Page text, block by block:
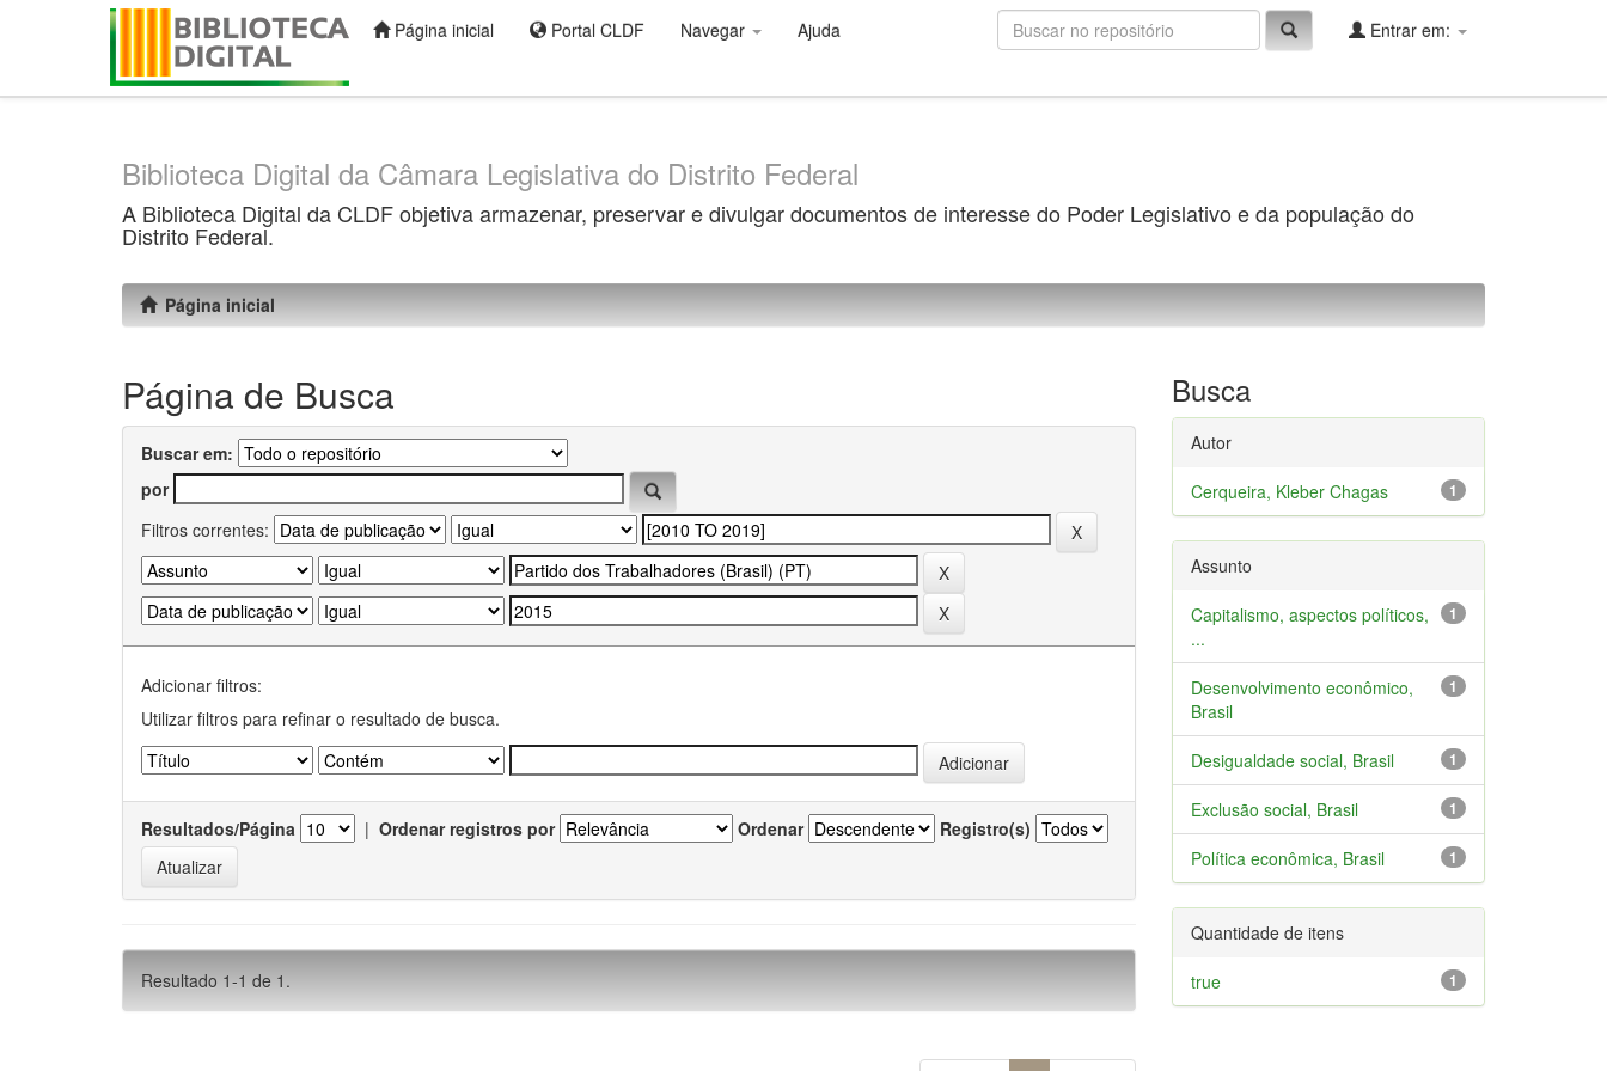
Página inicial Portal CLDF Navegar Ajuda Entrar em:
Biblioteca Digital da Câmara Legislativa do Distrito Federal
A Biblioteca Digital da CLDF objetiva armazenar, preservar e divulgar documentos de interesse do Poder Legislativo e da população do
Distrito Federal.
Página inicial
Página de Busca
Buscar em:
por
Filtros correntes:
Adicionar filtros:
Utilizar filtros para refinar o resultado de busca.
Resultados/Página | Ordenar registros por Ordenar Registro(s)
Resultado 1-1 de 1.
Busca
Autor
1
Cerqueira, Kleber Chagas
Assunto
1
Capitalismo, aspectos políticos,
...
1
Desenvolvimento econômico,
Brasil
1
Desigualdade social, Brasil
1
Exclusão social, Brasil
1
Política econômica, Brasil
Quantidade de itens
1
true